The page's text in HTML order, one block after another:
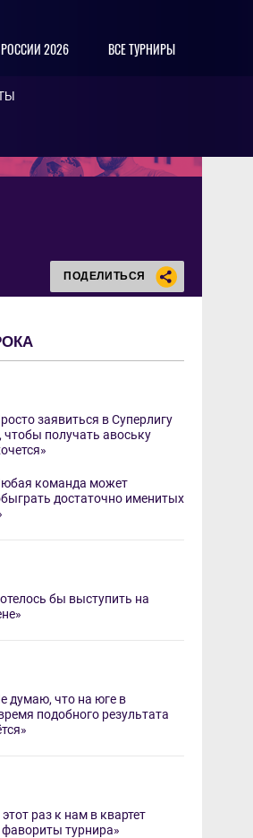
РОССИИ 2026 ВСЕ ТУРНИРЫ
ПОДЕЛИТЬСЯ
заявиться в Суперлигу
чтобы получать авоську
команда может
достаточно именитых
бы выступить на
думаю, что на юге в
подобного результата
раз к нам в квартет
фавориты турнира»